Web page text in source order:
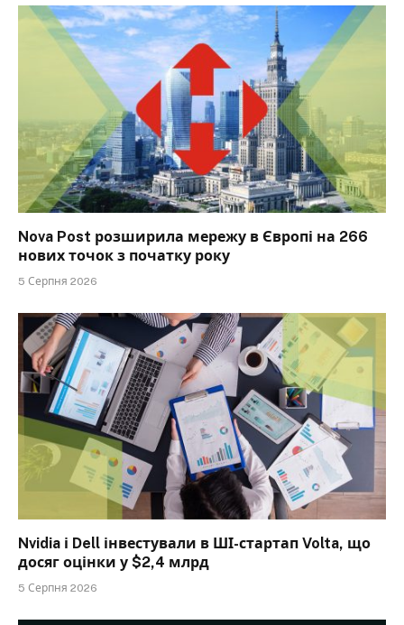
Nova Post розширила мережу в Європі на 266
нових точок з початку року
5 Серпня 2026
Nvidia і Dell інвестували в ШІ-стартап Volta, що
досяг оцінки у $2,4 млрд
5 Серпня 2026